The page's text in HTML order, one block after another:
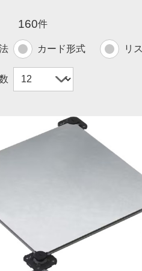
160件
カード形式 リ